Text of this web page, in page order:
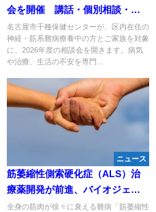
会を開催 講話・個別相談・交
流の場を予約制で提供
名古屋市千種保健センターが、区内在住の
神経・筋系難病療養中の方とご家族を対象
に、2026年度の相談会を開きます。病気
や治療、生活の不安を専門...
ニュース
筋萎縮性側索硬化症（ALS）治
療薬開発が前進、バイオジェン
と大塚製薬が新薬に挑む
全身の筋肉が徐々に衰える難病「筋萎縮性